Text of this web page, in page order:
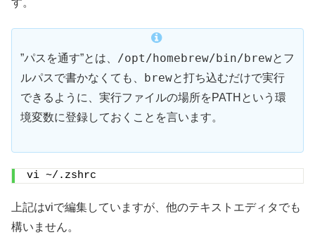
”パスを通す”とは、 /opt/homebrew/bin/brewとフ
ルパスで書かなくても、
brewと打ち込むだけで実行
できるように、実行ファイルの場所をPATHという環
境変数に登録しておくことを言います。
vi ~/.zshrc
上記はviで編集していますが、他のテキストエディタでも
構いません。